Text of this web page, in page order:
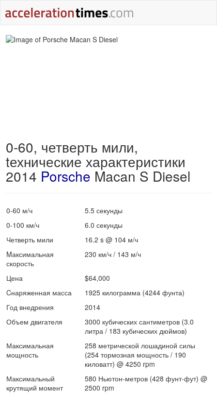
0-60, четверть мили,
tехнические характеристики
2014 Porsche Macan S Diesel
0-60 м/ч
5.5 секунды
0-100 км/ч
6.0 секунды
Четверть мили
16.2 s @ 104 м/ч
Mаксимальная
скорость
230 км/ч / 143 м/ч
Цена
$64,000
Cнаряженная масса
1925 килограмма (4244 фунта)
Год внедрения
2014
Объем двигателя
3000 кубических сантиметров (3.0
литра / 183 кубических дюймов)
Максимальная
мощность
258 метрической лошадиной силы
(254 тормозная мощность / 190
киловатт) @ 4250 rpm
Максимальный
крутящий момент
580 Ньютон-метров (428 фунт-фут) @
2500 rpm